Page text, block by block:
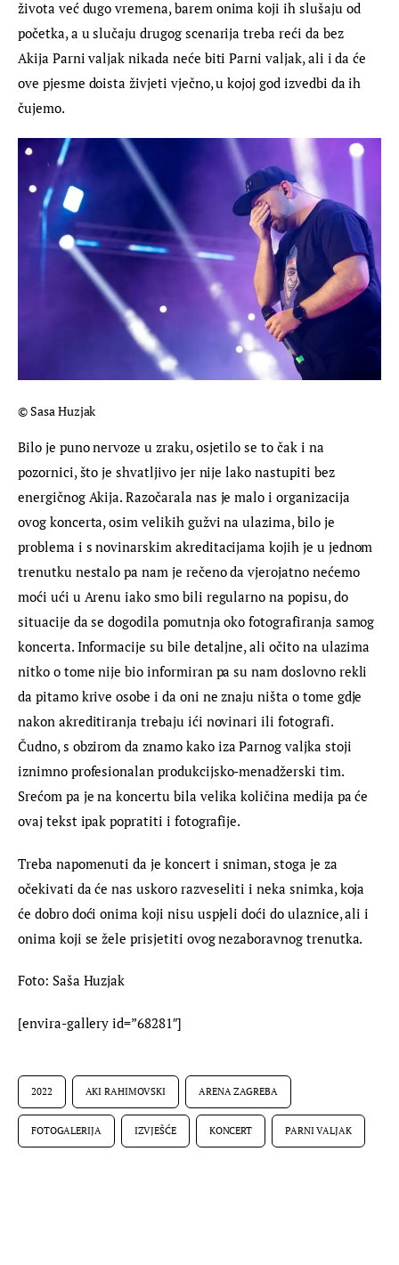
života već dugo vremena, barem onima koji ih slušaju od
početka, a u slučaju drugog scenarija treba reći da bez
Akija Parni valjak nikada neće biti Parni valjak, ali i da će
ove pjesme doista živjeti vječno, u kojoj god izvedbi da ih
čujemo.
© Sasa Huzjak
Bilo je puno nervoze u zraku, osjetilo se to čak i na
pozornici, što je shvatljivo jer nije lako nastupiti bez
energičnog Akija. Razočarala nas je malo i organizacija
ovog koncerta, osim velikih gužvi na ulazima, bilo je
problema i s novinarskim akreditacijama kojih je u jednom
trenutku nestalo pa nam je rečeno da vjerojatno nećemo
moći ući u Arenu iako smo bili regularno na popisu, do
situacije da se dogodila pomutnja oko fotografiranja samog
koncerta. Informacije su bile detaljne, ali očito na ulazima
nitko o tome nije bio informiran pa su nam doslovno rekli
da pitamo krive osobe i da oni ne znaju ništa o tome gdje
nakon akreditiranja trebaju ići novinari ili fotografi.
Čudno, s obzirom da znamo kako iza Parnog valjka stoji
iznimno profesionalan produkcijsko-menadžerski tim.
Srećom pa je na koncertu bila velika količina medija pa će
ovaj tekst ipak popratiti i fotografije.
Treba napomenuti da je koncert i sniman, stoga je za
očekivati da će nas uskoro razveseliti i neka snimka, koja
će dobro doći onima koji nisu uspjeli doći do ulaznice, ali i
onima koji se žele prisjetiti ovog nezaboravnog trenutka.
Foto: Saša Huzjak
[envira-gallery id=”68281″]
2022 AKI RAHIMOVSKI ARENA ZAGREBA
FOTOGALERIJA IZVJEŠĆE KONCERT PARNI VALJAK